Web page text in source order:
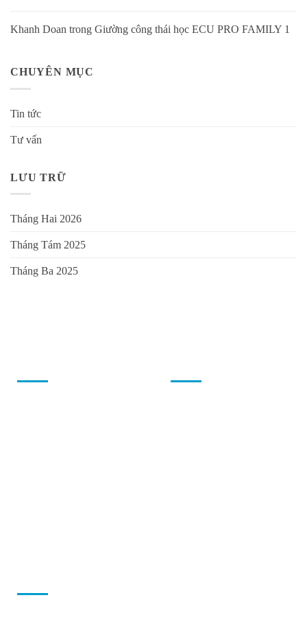
Khanh Doan trong Giường công thái học ECU PRO FAMILY 1
CHUYÊN MỤC
Tin tức
Tư vấn
LƯU TRỮ
Tháng Hai 2026
Tháng Tám 2025
Tháng Ba 2025